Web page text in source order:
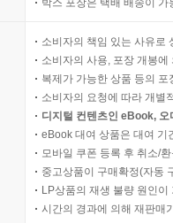
박스 포장은 택배 배송이
소비자의 책임 있는 사유로
소비자의 사용, 포장 개봉
복제가 가능한 상품 등의
소비자의 요청에 따라 개별
디지털 컨텐츠인 eBook,
eBook 대여 상품은 대여 기
모바일 쿠폰 등록 후 취소/
중고상품이 구매확정(자동
LP상품의 재생 불량 원인
시간의 경과에 의해 재판매